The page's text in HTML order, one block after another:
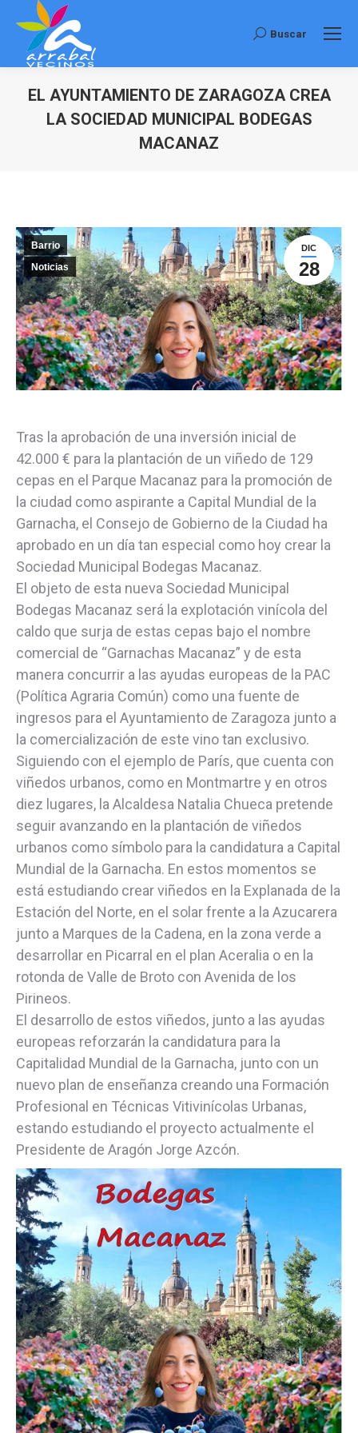
Buscar:
Buscar
EL AYUNTAMIENTO DE ZARAGOZA CREA
LA SOCIEDAD MUNICIPAL BODEGAS
MACANAZ
DIC
28
Barrio
Noticias
Tras la aprobación de una inversión inicial de
42.000 € para la plantación de un viñedo de 129
cepas en el Parque Macanaz para la promoción de
la ciudad como aspirante a Capital Mundial de la
Garnacha, el Consejo de Gobierno de la Ciudad ha
aprobado en un día tan especial como hoy crear la
Sociedad Municipal Bodegas Macanaz.
El objeto de esta nueva Sociedad Municipal
Bodegas Macanaz será la explotación vinícola del
caldo que surja de estas cepas bajo el nombre
comercial de “Garnachas Macanaz” y de esta
manera concurrir a las ayudas europeas de la PAC
(Política Agraria Común) como una fuente de
ingresos para el Ayuntamiento de Zaragoza junto a
la comercialización de este vino tan exclusivo.
Siguiendo con el ejemplo de París, que cuenta con
viñedos urbanos, como en Montmartre y en otros
diez lugares, la Alcaldesa Natalia Chueca pretende
seguir avanzando en la plantación de viñedos
urbanos como símbolo para la candidatura a Capital
Mundial de la Garnacha. En estos momentos se
está estudiando crear viñedos en la Explanada de la
Estación del Norte, en el solar frente a la Azucarera
junto a Marques de la Cadena, en la zona verde a
desarrollar en Picarral en el plan Aceralia o en la
rotonda de Valle de Broto con Avenida de los
Pirineos.
El desarrollo de estos viñedos, junto a las ayudas
europeas reforzarán la candidatura para la
Capitalidad Mundial de la Garnacha, junto con un
nuevo plan de enseñanza creando una Formación
Profesional en Técnicas Vitivinícolas Urbanas,
estando estudiando el proyecto actualmente el
Presidente de Aragón Jorge Azcón.